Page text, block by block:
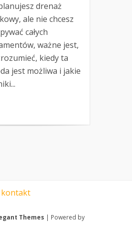
drenaż
ale nie chcesz
całych
ważne jest,
kiedy ta
jest możliwa i jakie
kontakt
Themes | Powered by